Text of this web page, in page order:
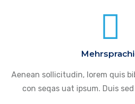
Aenean sollicitudin, lorem quis
con seqas uat ipsum. Duis